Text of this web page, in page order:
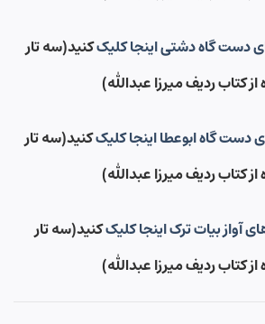
دست گاه دشتی اینجا کلیککنید(سه تار
از کتاب ردیف میرزا عبدالله)
دست گاه ابوعطا اینجا کلیککنید(سه تار
از کتاب ردیف میرزا عبدالله)
آواز بیات ترک اینجا کلیککنید(سه تار
از کتاب ردیف میرزا عبدالله)